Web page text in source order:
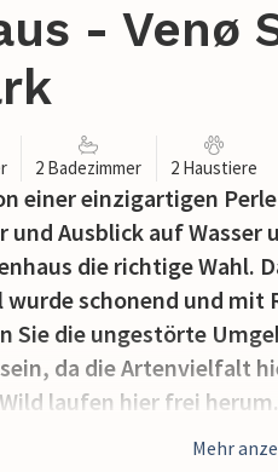
- Venø
2 Badezimmer 2 Haustiere
einer einzigartigen
und Ausblick auf
die richtige Wahl.
wurde schonend und
Sie die ungestörte
da die Artenvielfalt
laufen hier frei
die Bucht, an klarenMehr